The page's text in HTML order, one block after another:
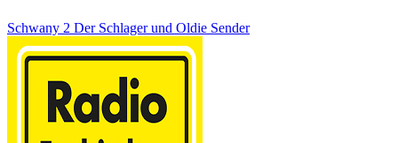
Schwany 2 Der Schlager und Oldie Sender